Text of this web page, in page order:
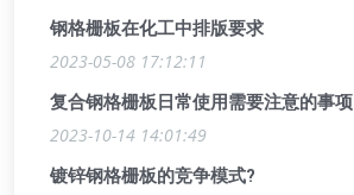
钢格栅板在化工中排版要求
2023-05-08 17:12:11
复合钢格栅板日常使用需要注意的事项
2023-10-14 14:01:49
镀锌钢格栅板的竞争模式?